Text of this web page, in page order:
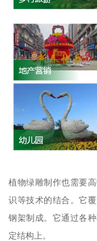
植物绿雕制作也需要
识等技术的结合。它
钢架制成。它通过各
定结构上。